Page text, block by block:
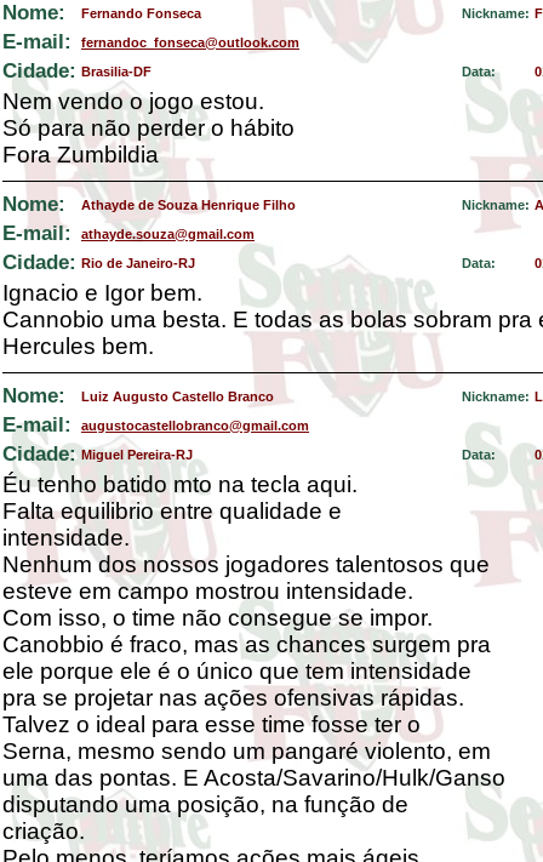
Nome: Fernando Fonseca Nickname:
E-mail: fernandoc_fonseca@outlook.com
Cidade: Brasilia-DF Data:
Nem vendo o jogo estou.
Só para não perder o hábito
Fora Zumbildia
Nome: Athayde de Souza Henrique Filho Nickname:
E-mail: athayde.souza@gmail.com
Cidade: Rio de Janeiro-RJ Data:
Ignacio e Igor bem.
Cannobio uma besta. E todas as bolas sobram pra
Hercules bem.
Nome: Luiz Augusto Castello Branco Nickname:
E-mail: augustocastellobranco@gmail.com
Cidade: Miguel Pereira-RJ Data:
Éu tenho batido mto na tecla aqui.
Falta equilibrio entre qualidade e
intensidade.
Nenhum dos nossos jogadores talentosos que
esteve em campo mostrou intensidade.
Com isso, o time não consegue se impor.
Canobbio é fraco, mas as chances surgem pra
ele porque ele é o único que tem intensidade
pra se projetar nas ações ofensivas rápidas.
Talvez o ideal para esse time fosse ter o
Serna, mesmo sendo um pangaré violento, em
uma das pontas. E Acosta/Savarino/Hulk/Ganso
disputando uma posição, na função de
criação.